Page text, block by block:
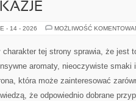
- 14 - 2026 MOŻLIWOŚĆ
charakter tej strony sprawia, że jest
aromaty, nieoczywiste smaki
która może zainteresować
że odpowiednio dobrane